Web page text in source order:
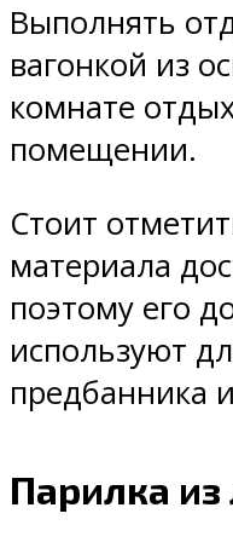
Выполнять
вагонкой из
комнате
помещении.
Стоит
материала
поэтому его
используют
предбанника
Парилка